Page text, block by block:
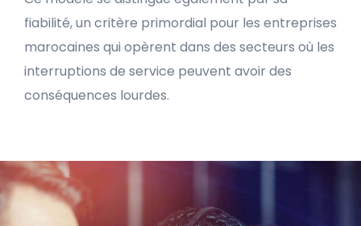
fiabilité, un critère primordial pour les entreprises
marocaines qui opèrent dans des secteurs où les
interruptions de service peuvent avoir des
conséquences lourdes.